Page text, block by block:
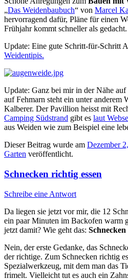
„Das Weidenbaubuch“ von Marcel
hervorragend dafür, Pläne für einen
Frühjahr kommt schneller als gedacht.
Update: Eine gute Schritt-für-Schritt
Weidentipis.
Update: Ganz bei mir in der Nähe
auf Fehmarn steht ein unter anderem
Kalberer. Der Pavillion heisst mit
Camping Südstrand gibt es laut
aus Weiden wie zum Beispiel eine
Dieser Beitrag wurde am Dezember
Garten veröffentlicht.
Schnecken richtig essen
Schreibe eine Antwort
Da liegen sie jetzt vor mir, die 12
ein paar Minuten im Backofen warm
jetzt damit? Wie geht das: Schnecken
Nein, der erste Gedanke, das
der richtige. Zum Schnecken richtig
Spezialwerkzeug, mit dem man das
frimelt. Vielleicht tut es auch ein